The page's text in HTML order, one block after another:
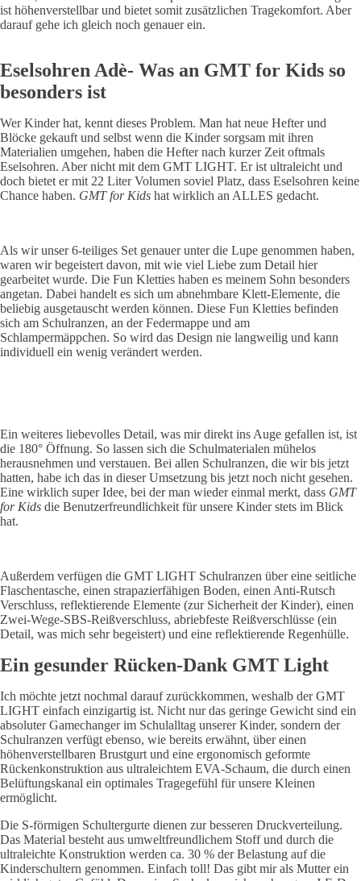
ist höhenverstellbar und bietet somit zusätzlichen Tragekomfort. Aber
darauf gehe ich gleich noch genauer ein.
Eselsohren Adè- Was an GMT for Kids so
besonders ist
Wer Kinder hat, kennt dieses Problem. Man hat neue Hefter und
Blöcke gekauft und selbst wenn die Kinder sorgsam mit ihren
Materialien umgehen, haben die Hefter nach kurzer Zeit oftmals
Eselsohren. Aber nicht mit dem GMT LIGHT. Er ist ultraleicht und
doch bietet er mit 22 Liter Volumen soviel Platz, dass Eselsohren keine
Chance haben. GMT for Kids hat wirklich an ALLES gedacht.
Als wir unser 6-teiliges Set genauer unter die Lupe genommen haben,
waren wir begeistert davon, mit wie viel Liebe zum Detail hier
gearbeitet wurde. Die Fun Kletties haben es meinem Sohn besonders
angetan. Dabei handelt es sich um abnehmbare Klett-Elemente, die
beliebig ausgetauscht werden können. Diese Fun Kletties befinden
sich am Schulranzen, an der Federmappe und am
Schlampermäppchen. So wird das Design nie langweilig und kann
individuell ein wenig verändert werden.
Ein weiteres liebevolles Detail, was mir direkt ins Auge gefallen ist, ist
die 180° Öffnung. So lassen sich die Schulmaterialen mühelos
herausnehmen und verstauen. Bei allen Schulranzen, die wir bis jetzt
hatten, habe ich das in dieser Umsetzung bis jetzt noch nicht gesehen.
Eine wirklich super Idee, bei der man wieder einmal merkt, dass GMT
for Kids die Benutzerfreundlichkeit für unsere Kinder stets im Blick
hat.
Außerdem verfügen die GMT LIGHT Schulranzen über eine seitliche
Flaschentasche, einen strapazierfähigen Boden, einen Anti-Rutsch
Verschluss, reflektierende Elemente (zur Sicherheit der Kinder), einen
Zwei-Wege-SBS-Reißverschluss, abriebfeste Reißverschlüsse (ein
Detail, was mich sehr begeistert) und eine reflektierende Regenhülle.
Ein gesunder Rücken-Dank GMT Light
Ich möchte jetzt nochmal darauf zurückkommen, weshalb der GMT
LIGHT einfach einzigartig ist. Nicht nur das geringe Gewicht sind ein
absoluter Gamechanger im Schulalltag unserer Kinder, sondern der
Schulranzen verfügt ebenso, wie bereits erwähnt, über einen
höhenverstellbaren Brustgurt und eine ergonomisch geformte
Rückenkonstruktion aus ultraleichtem EVA-Schaum, die durch einen
Belüftungskanal ein optimales Tragegefühl für unsere Kleinen
ermöglicht.
Die S-förmigen Schultergurte dienen zur besseren Druckverteilung.
Das Material besteht aus umweltfreundlichem Stoff und durch die
ultraleichte Konstruktion werden ca. 30 % der Belastung auf die
Kinderschultern genommen. Einfach toll! Das gibt mir als Mutter ein